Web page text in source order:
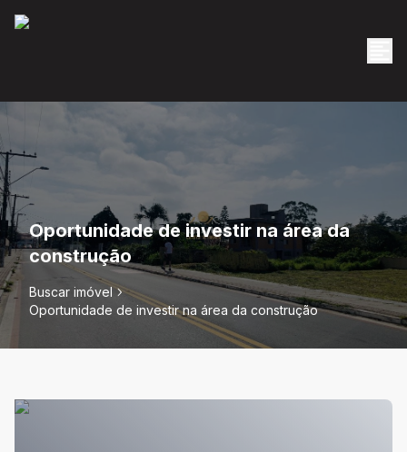
Oportunidade de investir na área da
construção
Buscar imóvel
Oportunidade de investir na área da construção